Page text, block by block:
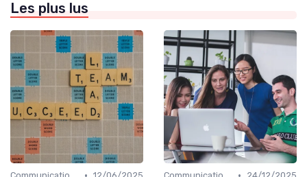
Les plus lus